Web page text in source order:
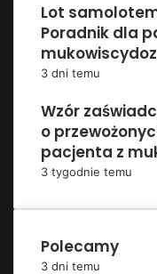
Lot
Poradnik dla
3 dni temu
Wzór
o
pacjenta z
3 tygodnie temu
Polecamy
3 dni temu